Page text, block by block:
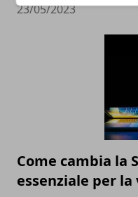
23/05/2023
Come cambia la
essenziale per